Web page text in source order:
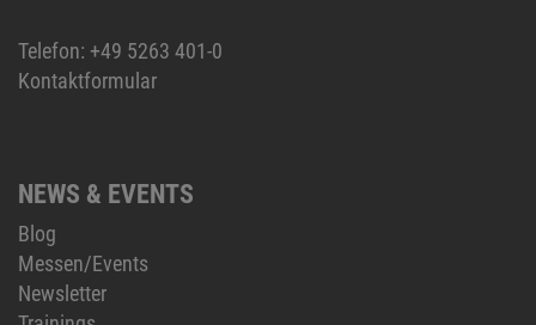
Telefon: +49 5263 401-0
Kontaktformular
NEWS & EVENTS
Blog
Messen/Events
Newsletter